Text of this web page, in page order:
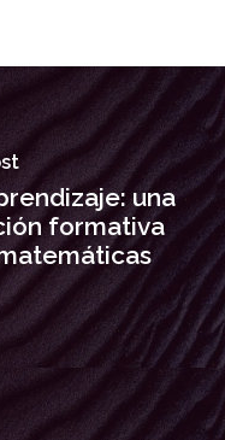
una
formativa